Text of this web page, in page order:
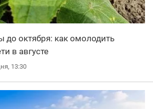
до октября: как омолодить
в августе
13:30